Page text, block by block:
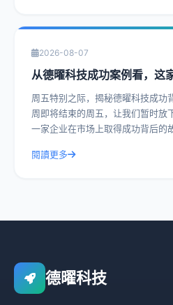
2026-08-07
从德曜科技成功案例看，这
周五特别之际，揭秘德曜科技成功背后的秘密
周即将结束的周五，让我们暂时放
一家企业在市场上取得成功背后的
閱讀更多
德曜科技